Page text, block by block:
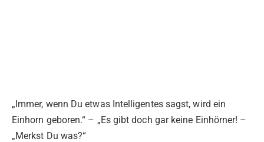
„Immer, wenn Du etwas Intelligentes sagst, wird ein
Einhorn geboren.“ – „Es gibt doch gar keine Einhörner! –
„Merkst Du was?“